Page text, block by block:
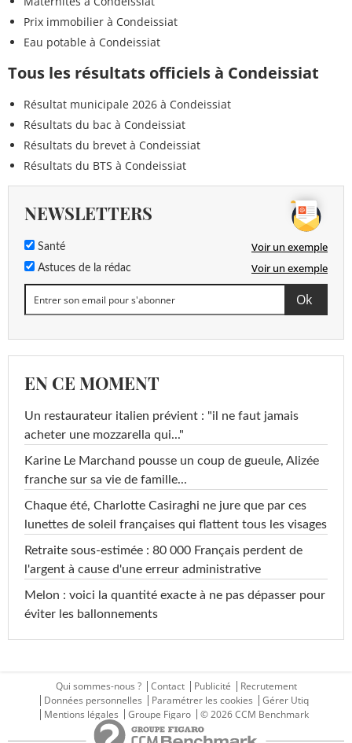
Prix immobilier à Condeissiat
Eau potable à Condeissiat
Tous les résultats officiels à Condeissiat
Résultat municipale 2026 à Condeissiat
Résultats du bac à Condeissiat
Résultats du brevet à Condeissiat
Résultats du BTS à Condeissiat
NEWSLETTERS
Santé Voir un exemple
Astuces de la rédac Voir un exemple
EN CE MOMENT
Un restaurateur italien prévient : "il ne faut jamais
acheter une mozzarella qui..."
Karine Le Marchand pousse un coup de gueule, Alizée
franche sur sa vie de famille...
Chaque été, Charlotte Casiraghi ne jure que par ces
lunettes de soleil françaises qui flattent tous les visages
Retraite sous-estimée : 80 000 Français perdent de
l'argent à cause d'une erreur administrative
Melon : voici la quantité exacte à ne pas dépasser pour
éviter les ballonnements
Qui sommes-nous ? Contact Publicité
Recrutement
Données personnelles
Paramétrer les cookies
Gérer Utiq
Mentions légales
Groupe Figaro © 2026 CCM Benchmark